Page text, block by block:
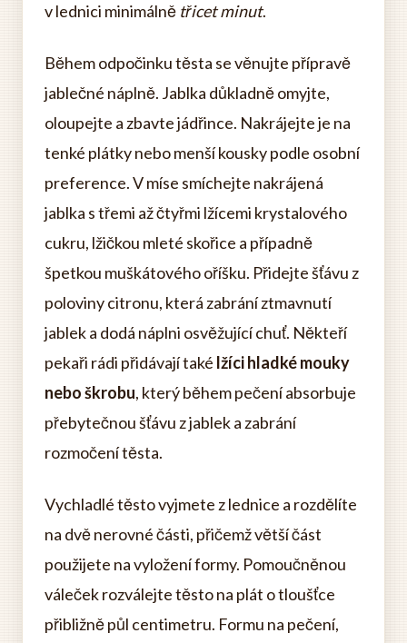
v lednici minimálně třicet minut.
Během odpočinku těsta se věnujte přípravě
jablečné náplně. Jablka důkladně omyjte,
oloupejte a zbavte jádřince. Nakrájejte je na
tenké plátky nebo menší kousky podle osobní
preference. V míse smíchejte nakrájená
jablka s třemi až čtyřmi lžícemi krystalového
cukru, lžičkou mleté skořice a případně
špetkou muškátového oříšku. Přidejte šťávu z
poloviny citronu, která zabrání ztmavnutí
jablek a dodá náplni osvěžující chuť. Někteří
pekaři rádi přidávají také lžíci hladké mouky
nebo škrobu, který během pečení absorbuje
přebytečnou šťávu z jablek a zabrání
rozmočení těsta.
Vychladlé těsto vyjmete z lednice a rozdělíte
na dvě nerovné části, přičemž větší část
použijete na vyložení formy. Pomoučněnou
váleček rozválejte těsto na plát o tloušťce
přibližně půl centimetru. Formu na pečení,